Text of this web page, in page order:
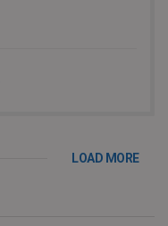
LOAD MORE